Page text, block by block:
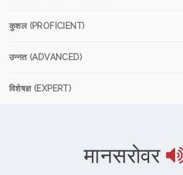
कुशल (PROFICIENT)
उन्नत (ADVANCED)
विशेषज्ञ (EXPERT)
मानसरोवर